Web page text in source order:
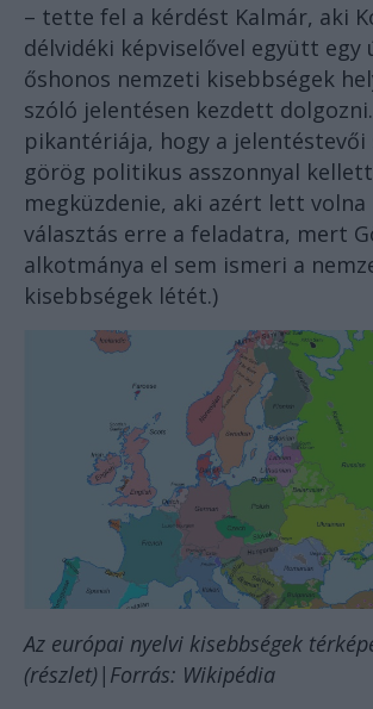
– tette fel a kérdést Kalmár, aki
délvidéki képviselővel együtt egy
őshonos nemzeti kisebbségek
szóló jelentésen kezdett
pikantériája, hogy a
görög politikus asszonnyal kellett
megküzdenie, aki azért lett volna
választás erre a feladatra, mert
alkotmánya el sem ismeri a
kisebbségek létét.)
Az európai nyelvi kisebbségek
(részlet)|Forrás: Wikipédia